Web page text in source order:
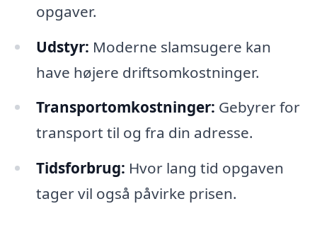
opgaver.
Udstyr: Moderne slamsugere kan
have højere driftsomkostninger.
Transportomkostninger: Gebyrer for
transport til og fra din adresse.
Tidsforbrug: Hvor lang tid opgaven
tager vil også påvirke prisen.